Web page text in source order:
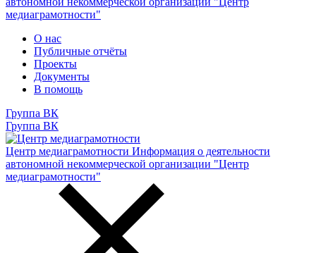
медиаграмотности"
О нас
Публичные отчёты
Проекты
Документы
В помощь
Группа ВК
Группа ВК
Центр медиаграмотности Информация о деятельности
автономной некоммерческой организации "Центр
медиаграмотности"